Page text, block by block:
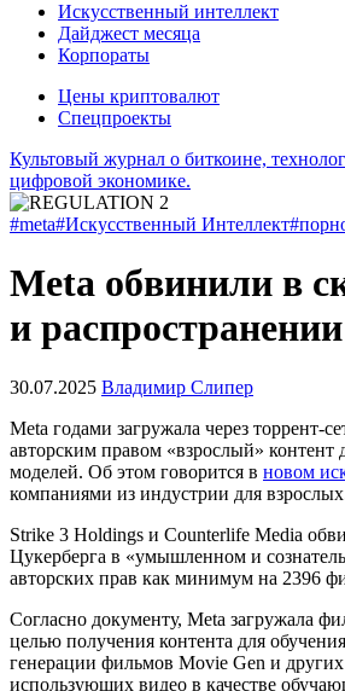
Искусственный интеллект
Дайджест месяца
Корпораты
Цены криптовалют
Спецпроекты
Культовый журнал о биткоине,
цифровой экономике.
#meta#Искусственный Интеллект
Meta обвинили в
и
30.07.2025 Владимир Слипер
Meta годами загружала через торрент-
авторским правом «взрослый»
моделей. Об этом говорится в новом
компаниями из индустрии для
Strike 3 Holdings и Counterlife Media
Цукерберга в «умышленном и
авторских прав как минимум на 2396
Согласно документу, Meta загружала
целью получения контента для
генерации фильмов Movie Gen и других
использующих видео в качестве